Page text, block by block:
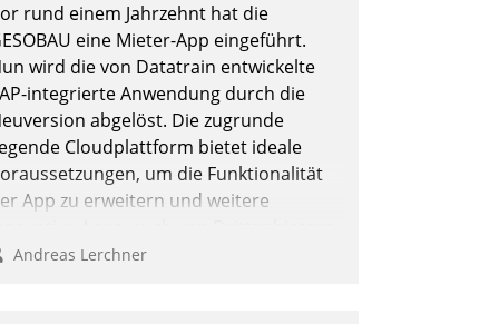
rund einem Jahrzehnt hat die
eine Mieter-App eingeführt.
wird die von Datatrain entwickelte
integrierte Anwendung durch die
abgelöst. Die zugrunde
Cloudplattform bietet ideale
um die Funktionalität
App zu erweitern und weitere
SAP zu integrieren.
Andreas Lerchner